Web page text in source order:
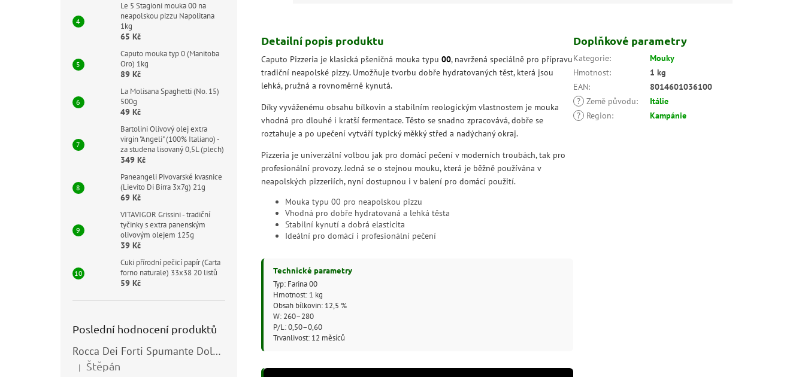
Le 5 Stagioni mouka 00 na
neapolskou pizzu Napolitana
1kg
65 Kč
Caputo mouka typ 0 (Manitoba
Oro) 1kg
89 Kč
La Molisana Spaghetti (No. 15)
500g
49 Kč
Bartolini Olivový olej extra
virgin "Angeli" (100% Italiano) -
za studena lisovaný 0,5L (plech)
349 Kč
Paneangeli Pivovarské kvasnice
(Lievito Di Birra 3x7g) 21g
69 Kč
VITAVIGOR Grissini - tradiční
tyčinky s extra panenským
olivovým olejem 125g
39 Kč
Cuki přírodní pečicí papír (Carta
forno naturale) 33x38 20 listů
59 Kč
Poslední hodnocení produktů
Rocca Dei Forti Spumante Dolce 11,5% 0,75l
Hodnocení produktu je 5 z 5 hvězdiček.
| Štěpán
Detailní popis produktu
Caputo Pizzeria je klasická pšeničná mouka typu 00, navržená speciálně pro přípravu
tradiční neapolské pizzy. Umožňuje tvorbu dobře hydratovaných těst, která jsou
lehká, pružná a rovnoměrně kynutá.
Díky vyváženému obsahu bílkovin a stabilním reologickým vlastnostem je mouka
vhodná pro dlouhé i kratší fermentace. Těsto se snadno zpracovává, dobře se
roztahuje a po upečení vytváří typický měkký střed a nadýchaný okraj.
Pizzeria je univerzální volbou jak pro domácí pečení v moderních troubách, tak pro
profesionální provozy. Jedná se o stejnou mouku, která je běžně používána v
neapolských pizzeriích, nyní dostupnou i v balení pro domácí použití.
Mouka typu 00 pro neapolskou pizzu
Vhodná pro dobře hydratovaná a lehká těsta
Stabilní kynutí a dobrá elasticita
Ideální pro domácí i profesionální pečení
Technické parametry
Typ: Farina 00
Hmotnost: 1 kg
Obsah bílkovin: 12,5 %
W: 260–280
P/L: 0,50–0,60
Trvanlivost: 12 měsíců
Doplňkové parametry
Kategorie:
Mouky
Hmotnost:
1 kg
EAN:
8014601036100
? Země původu:
Itálie
?
Region: Kampánie